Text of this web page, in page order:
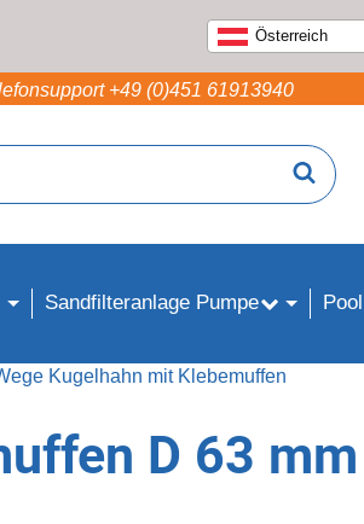
Österreich
+49 (0)451 61913940
Sandfilteranlage Pumpe
Kugelhahn mit Klebemuffen
D 63 mm